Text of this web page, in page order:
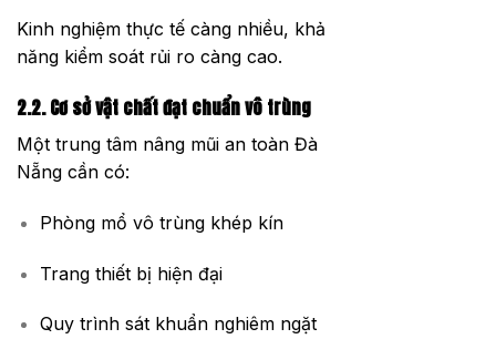
Kinh nghiệm thực tế càng nhiều, khả
năng kiểm soát rủi ro càng cao.
2.2. Cơ sở vật chất đạt chuẩn vô trùng
Một trung tâm nâng mũi an toàn Đà
Nẵng cần có:
Phòng mổ vô trùng khép kín
Trang thiết bị hiện đại
Quy trình sát khuẩn nghiêm ngặt